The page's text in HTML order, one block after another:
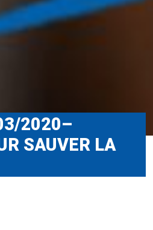
2020–
SAUVER LA